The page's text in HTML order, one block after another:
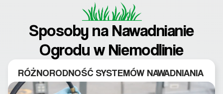
Sposoby na Nawadnianie
Ogrodu w Niemodlinie
RÓŻNORODNOŚĆ SYSTEMÓW NAWADNIANIA